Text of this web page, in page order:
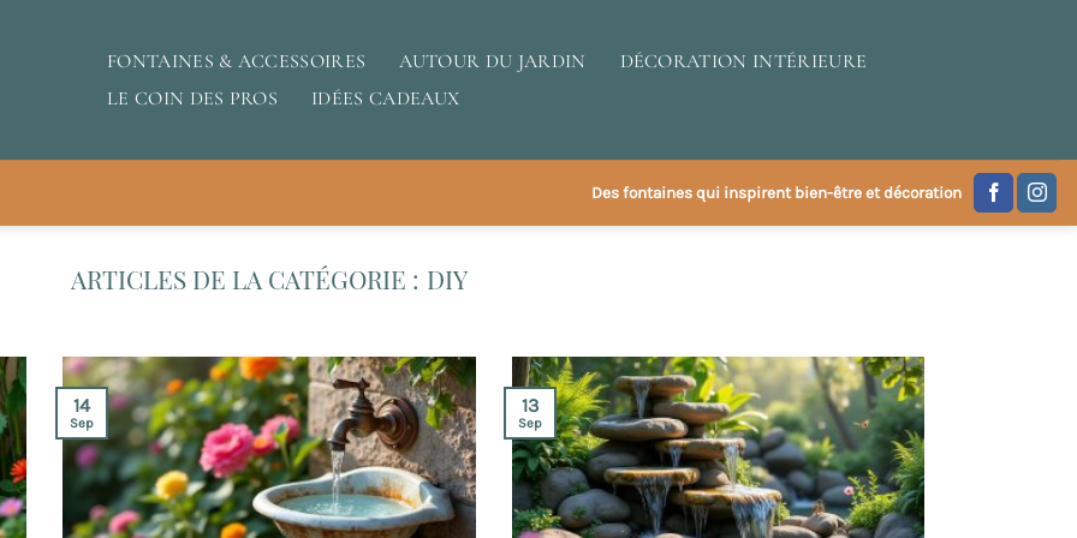
FONTAINES & ACCESSOIRES AUTOUR DU JARDIN
DÉCORATION INTÉRIEURE
LE COIN DES PROS
IDÉES CADEAUX
Des fontaines qui inspirent bien-être et décoration
DIY
14
Sep
13
Sep